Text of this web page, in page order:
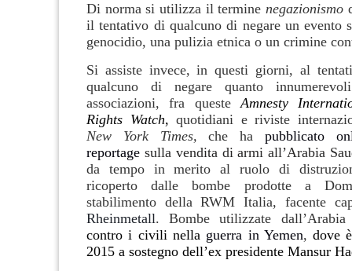
Di norma si utilizza il termine negazionismo
il tentativo di qualcuno di negare un evento
genocidio, una pulizia etnica o un crimine
Si assiste invece, in questi giorni, al
qualcuno di negare quanto
associazioni, fra questeAmnesty
Rights Watch,quotidiani e riviste
New York Times, che ha pubblicato
reportage sulla vendita di armi all’Arabia
da tempo in merito al ruolo di
ricoperto dalle bombe prodotte a
stabilimento della RWM Italia, facente
Rheinmetall. Bombe utilizzate
contro i civili nella guerra in Yemen, dove
2015 a sostegno dell’ex presidente Mansur